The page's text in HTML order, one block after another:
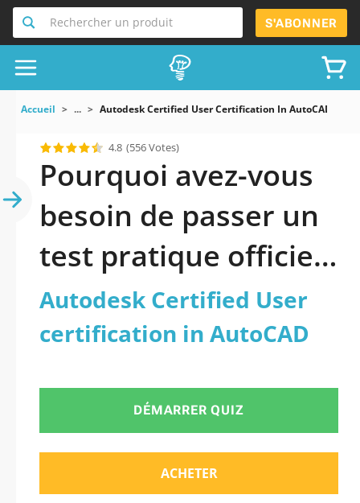
Rechercher un produit S'ABONNER
Accueil ... Autodesk Certified User Certification In AutoCAD
4.8 (556 Votes)
Pourquoi avez-vous
besoin de passer un
test pratique officiel
mis à jour de
Autodesk Certified
AutoCAD 2026 ?
Autodesk Certified User
certification in AutoCAD
DÉMARRER QUIZ
ACHETER